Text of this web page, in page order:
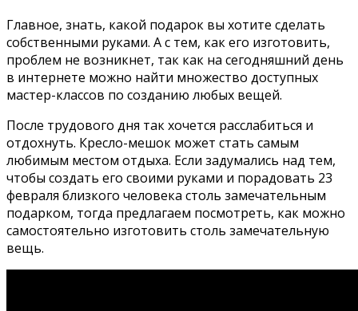
Главное, знать, какой подарок вы хотите сделать
собственными руками. А с тем, как его изготовить,
проблем не возникнет, так как на сегодняшний день
в интернете можно найти множество доступных
мастер-классов по созданию любых вещей.
После трудового дня так хочется расслабиться и
отдохнуть. Кресло-мешок может стать самым
любимым местом отдыха. Если задумались над тем,
чтобы создать его своими руками и порадовать 23
февраля близкого человека столь замечательным
подарком, тогда предлагаем посмотреть, как можно
самостоятельно изготовить столь замечательную
вещь.